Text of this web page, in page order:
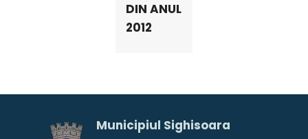
DIN ANUL
2012
Municipiul Sighisoara